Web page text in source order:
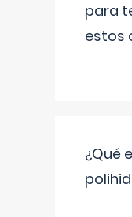
para
estos
¿Qué